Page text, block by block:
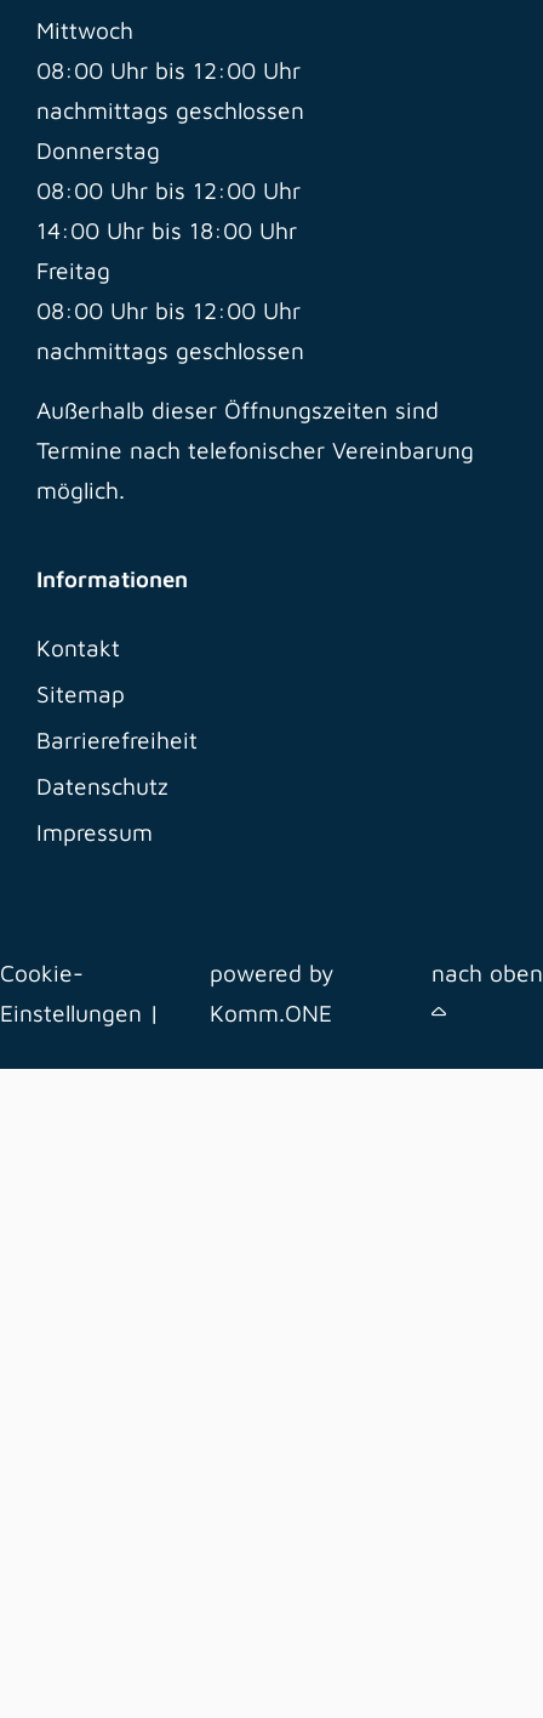
Mittwoch
08:00 Uhr bis 12:00 Uhr
nachmittags geschlossen
Donnerstag
08:00 Uhr bis 12:00 Uhr
14:00 Uhr bis 18:00 Uhr
Freitag
08:00 Uhr bis 12:00 Uhr
nachmittags geschlossen
Außerhalb dieser Öffnungszeiten sind
Termine nach telefonischer Vereinbarung
möglich.
Informationen
Kontakt
Sitemap
Barrierefreiheit
Datenschutz
Impressum
Cookie-
Einstellungen |
powered by
Komm.ONE
nach oben